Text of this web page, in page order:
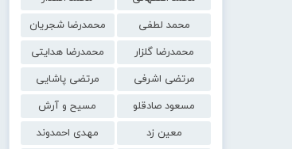
محمد لطفی
محمدرضا شجریان
محمدرضا گلزار
محمدرضا هدایتی
مرتضی اشرفی
مرتضی پاشایی
مسعود صادقلو
مسیح و آرش
معین زد
مهدی احمدوند